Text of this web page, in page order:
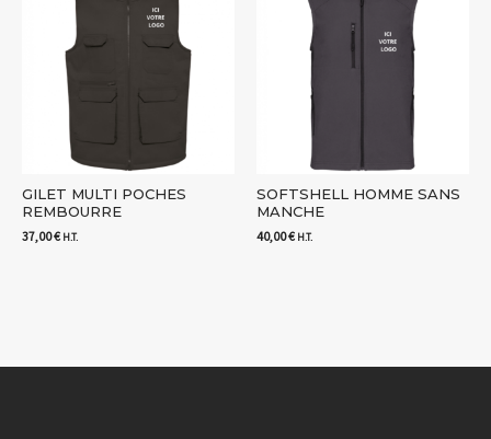
GILET MULTI POCHES
REMBOURRE
37,00€ H.T.
SOFTSHELL HOMME SANS
MANCHE
40,00€ H.T.